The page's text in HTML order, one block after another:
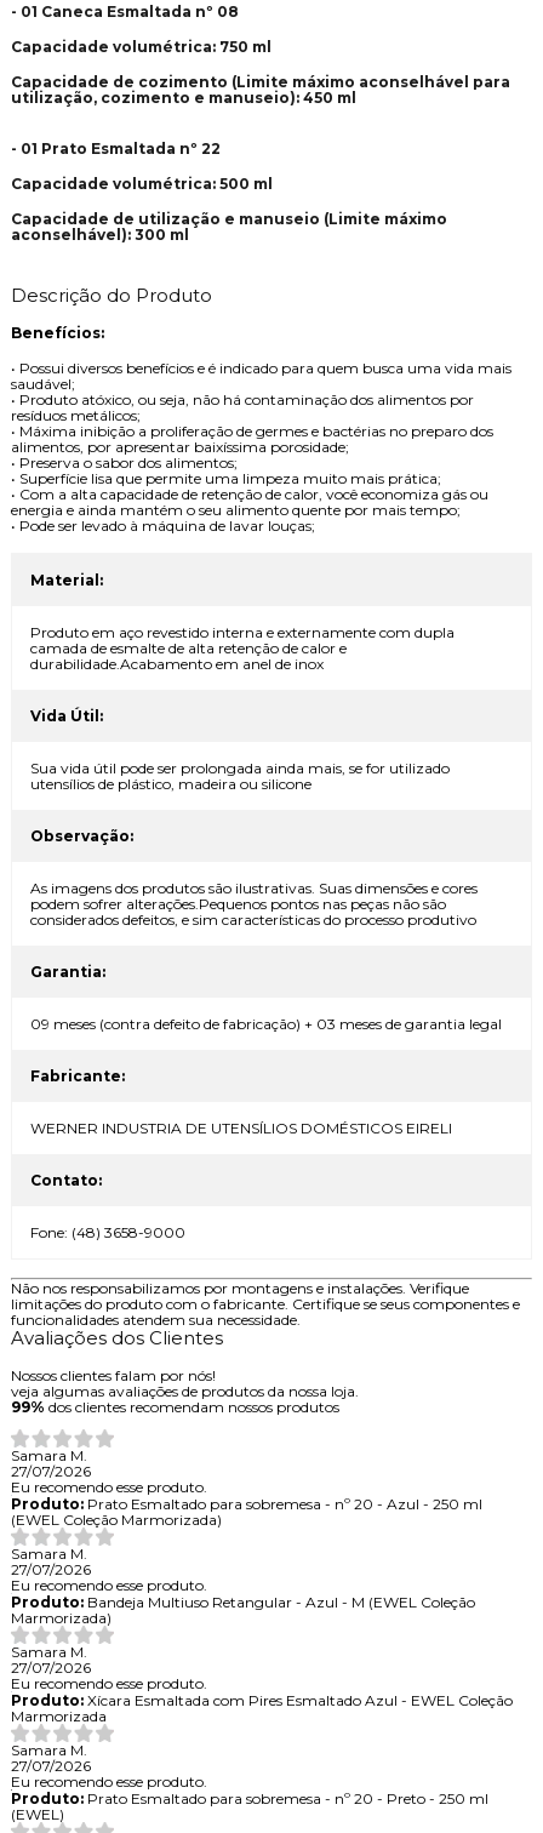
- 01 Caneca Esmaltada nº 08
Capacidade volumétrica: 750 ml
Capacidade de cozimento (Limite máximo aconselhável para
utilização, cozimento e manuseio): 450 ml
- 01 Prato Esmaltada nº 22
Capacidade volumétrica: 500 ml
Capacidade de utilização e manuseio (Limite máximo
aconselhável): 300 ml
Descrição do Produto
Benefícios:
• Possui diversos benefícios e é indicado para quem busca uma vida mais
saudável;
• Produto atóxico, ou seja, não há contaminação dos alimentos por
resíduos metálicos;
• Máxima inibição a proliferação de germes e bactérias no preparo dos
alimentos, por apresentar baixíssima porosidade;
• Preserva o sabor dos alimentos;
• Superfície lisa que permite uma limpeza muito mais prática;
• Com a alta capacidade de retenção de calor, você economiza gás ou
energia e ainda mantém o seu alimento quente por mais tempo;
• Pode ser levado à máquina de lavar louças;
Material:
Produto em aço revestido interna e externamente com dupla
camada de esmalte de alta retenção de calor e
durabilidade.Acabamento em anel de inox
Vida Útil:
Sua vida útil pode ser prolongada ainda mais, se for utilizado
utensílios de plástico, madeira ou silicone
Observação:
As imagens dos produtos são ilustrativas. Suas dimensões e cores
podem sofrer alterações.Pequenos pontos nas peças não são
considerados defeitos, e sim características do processo produtivo
Garantia:
09 meses (contra defeito de fabricação) + 03 meses de garantia legal
Fabricante:
WERNER INDUSTRIA DE UTENSÍLIOS DOMÉSTICOS EIRELI
Contato:
Fone: (48) 3658-9000
Não nos responsabilizamos por montagens e instalações. Verifique
limitações do produto com o fabricante. Certifique se seus componentes e
funcionalidades atendem sua necessidade.
Avaliações dos Clientes
Nossos clientes falam por nós!
veja algumas avaliações de produtos da nossa loja.
99% dos clientes recomendam nossos produtos
Samara M.
27/07/2026
Eu recomendo esse produto.
Produto:Prato Esmaltado para sobremesa - nº 20 - Azul - 250 ml
(EWEL Coleção Marmorizada)
Samara M.
27/07/2026
Eu recomendo esse produto.
Produto:Bandeja Multiuso Retangular - Azul - M (EWEL Coleção
Marmorizada)
Samara M.
27/07/2026
Eu recomendo esse produto.
Produto:Xícara Esmaltada com Pires Esmaltado Azul - EWEL Coleção
Marmorizada
Samara M.
27/07/2026
Eu recomendo esse produto.
Produto:Prato Esmaltado para sobremesa - nº 20 - Preto - 250 ml
(EWEL)